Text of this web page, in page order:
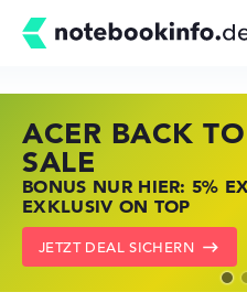
ACER BACK
SALE
BONUS NUR HIER: 5%
EXKLUSIV ON TOP
JETZT DEAL SICHERN
HP STORE SSV
JETZT ZUGREIFEN:
KRÄFTIG REDUZIERT
ZU DEN HP ANGEBOTEN
LENOVO
NOTEBOOKS BEI
KRÄFTIG REDUZIERT
LENOVO DEALS ZEIGEN